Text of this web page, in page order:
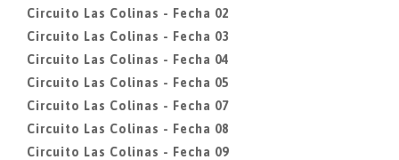
Circuito Las Colinas - Fecha 02
Circuito Las Colinas - Fecha 03
Circuito Las Colinas - Fecha 04
Circuito Las Colinas - Fecha 05
Circuito Las Colinas - Fecha 07
Circuito Las Colinas - Fecha 08
Circuito Las Colinas - Fecha 09